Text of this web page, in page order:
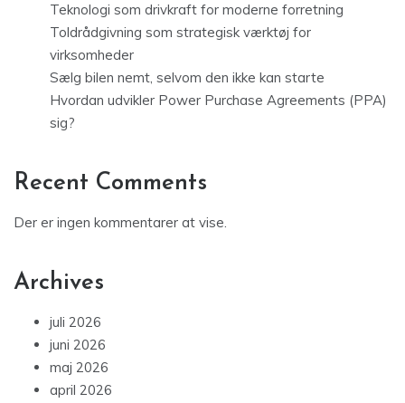
Teknologi som drivkraft for moderne forretning
Toldrådgivning som strategisk værktøj for
virksomheder
Sælg bilen nemt, selvom den ikke kan starte
Hvordan udvikler Power Purchase Agreements (PPA)
sig?
Recent Comments
Der er ingen kommentarer at vise.
Archives
juli 2026
juni 2026
maj 2026
april 2026